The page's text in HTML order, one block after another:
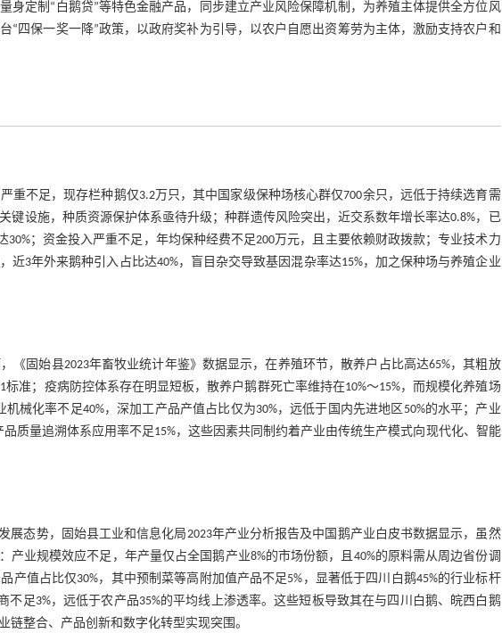
身定制“白鹅贷”等特色金融产品，同步建立产业风险保障机制，为养殖主体提供全方位风
“四保一奖一降”政策，以政府奖补为引导，以农户自愿出资筹劳为主体，激励支持农户和
重不足，现存栏种鹅仅3.2万只，其中国家级保种场核心群仅700余只，远低于持续选育需
键设施，种质资源保护体系亟待升级；种群遗传风险突出，近交系数年增长率达0.8%，已
30%；资金投入严重不足，年均保种经费不足200万元，且主要依赖财政拨款；专业技术力
近3年外来鹅种引入占比达40%，盲目杂交导致基因混杂率达15%，加之保种场与养殖企业
《固始县2023年畜牧业统计年鉴》数据显示，在养殖环节，散养户占比高达65%，其粗放
准；疫病防控体系存在明显短板，散养户鹅群死亡率维持在10%～15%，而规模化养殖场
械化率不足40%，深加工产品产值占比仅为30%，远低于国内先进地区50%的水平；产业
质量追溯体系应用率不足15%，这些因素共同制约着产业由传统生产模式向现代化、智能
展态势，固始县工业和信息化局2023年产业分析报告及中国鹅产业白皮书数据显示，虽然
产业规模效应不足，年产量仅占全国鹅产业8%的市场份额，且40%的原料需从周边省份调
值占比仅30%，其中预制菜等高附加值产品不足5%，显著低于四川白鹅45%的行业标杆
足3%，远低于农产品35%的平均线上渗透率。这些短板导致其在与四川白鹅、皖西白鹅
整合、产品创新和数字化转型实现突围。